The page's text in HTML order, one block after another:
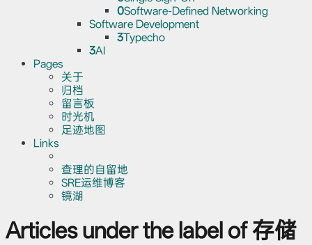
0Software-Defined Networking
Software Development
3Typecho
3AI
Pages
关于
归档
留言板
时光机
足迹地图
Links
查理的自留地
SRE运维博客
镜湖
Articles under the label of 存储